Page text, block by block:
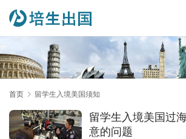
首页 留学生入境美国须知
留学生入境美国过
意的问题